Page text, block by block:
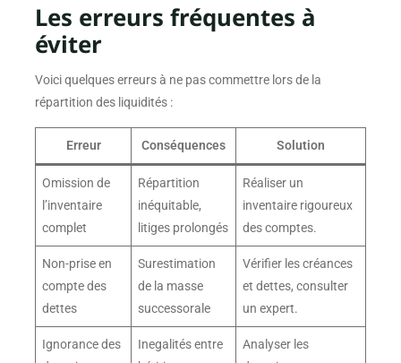
Les erreurs fréquentes à
éviter
Voici quelques erreurs à ne pas commettre lors de la
répartition des liquidités :
Erreur Conséquences Solution
Omission de
l’inventaire
complet
Répartition
inéquitable,
litiges prolongés
Réaliser un
inventaire rigoureux
des comptes.
Non-prise en
compte des
dettes
Surestimation
de la masse
successorale
Vérifier les créances
et dettes, consulter
un expert.
Ignorance des
Inegalités entre
Analyser les